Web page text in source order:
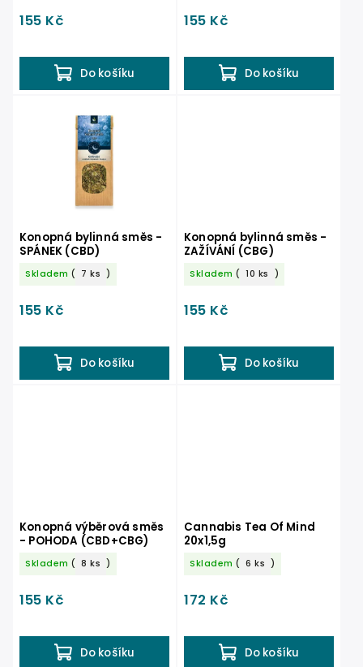
155 Kč
Do košíku
155 Kč
Do košíku
Konopná bylinná směs -
SPÁNEK (CBD)
Skladem ( 7 ks )
155 Kč
Do košíku
Konopná bylinná směs -
ZAŽÍVÁNÍ (CBG)
Skladem ( 10 ks )
155 Kč
Do košíku
Konopná výběrová směs
- POHODA (CBD+CBG)
Skladem ( 8 ks )
155 Kč
Do košíku
Cannabis Tea Of Mind
20x1,5g
Skladem ( 6 ks )
172 Kč
Do košíku